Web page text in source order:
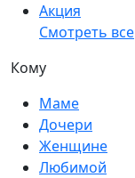
Акция
Смотреть все
Кому
Маме
Дочери
Женщине
Любимой